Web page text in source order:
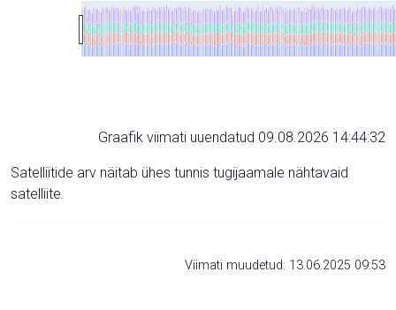
Graafik viimati uuendatud 09.08.2026 14:44:32
Satelliitide arv näitab ühes tunnis tugijaamale nähtavaid
satelliite.
Viimati muudetud: 13.06.2025 09:53